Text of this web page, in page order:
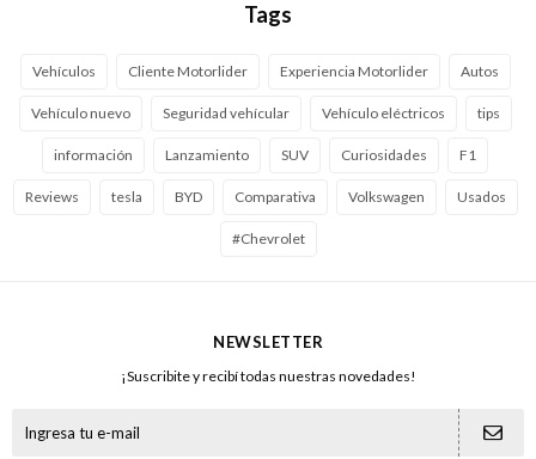
Tags
Vehículos Cliente Motorlider Experiencia Motorlider Autos
Vehículo nuevo Seguridad vehícular Vehículo eléctricos tips
información Lanzamiento SUV Curiosidades F1
Reviews tesla BYD Comparativa Volkswagen Usados
#Chevrolet
NEWSLETTER
¡Suscribite y recibí todas nuestras novedades!